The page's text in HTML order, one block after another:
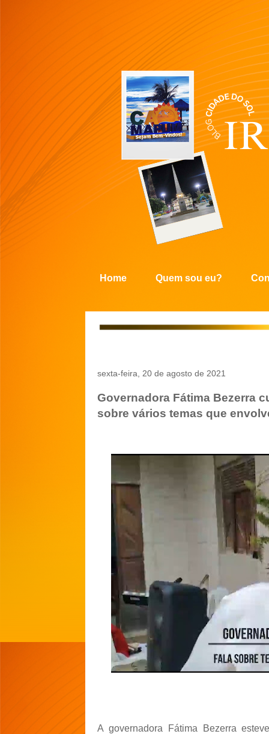
Home Quem sou eu?
sexta-feira, 20 de agosto de 2021
Governadora Fátima Bezerra
sobre vários temas que
A governadora Fátima Bezerra